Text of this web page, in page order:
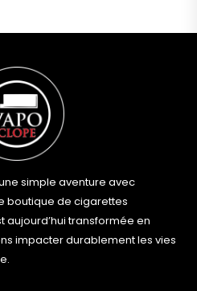
simple aventure avec
boutique de cigarettes
aujourd’hui transformée en
impacter durablement les vies